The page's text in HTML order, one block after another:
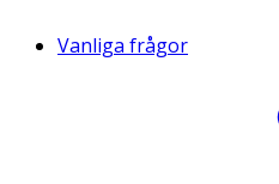
Vanliga frågor